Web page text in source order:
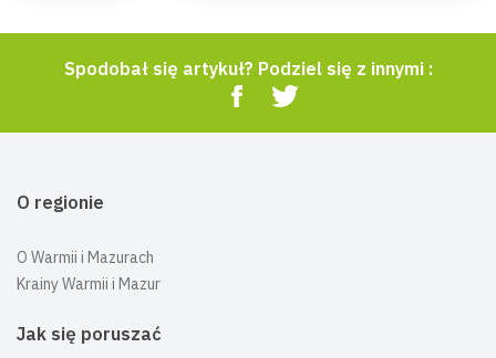
Spodobał się artykuł? Podziel się z innymi :
O regionie
O Warmii i Mazurach
Krainy Warmii i Mazur
Jak się poruszać